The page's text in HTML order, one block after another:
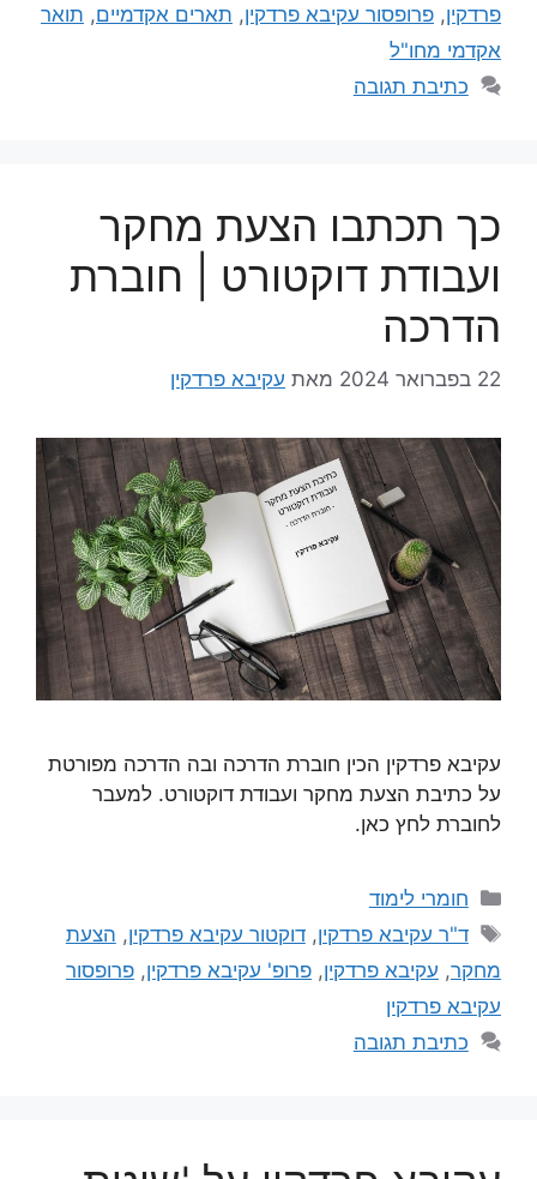
פרדקין, פרופסור עקיבא פרדקין, תארים אקדמיים, תואר
אקדמי מחו"ל
כתיבת תגובה
כך תכתבו הצעת מחקר
ועבודת דוקטורט | חוברת
הדרכה
22 בפברואר 2024 מאת עקיבא פרדקין
עקיבא פרדקין הכין חוברת הדרכה ובה הדרכה מפורטת
על כתיבת הצעת מחקר ועבודת דוקטורט. למעבר
לחוברת לחץ כאן.
חומרי לימוד
ד"ר עקיבא פרדקין,דוקטור עקיבא פרדקין, הצעת
מחקר, עקיבא פרדקין, פרופ' עקיבא פרדקין, פרופסור
עקיבא פרדקין
כתיבת תגובה